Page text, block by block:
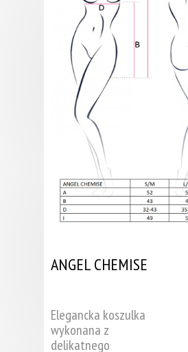
ANGEL CHEMISE
Elegancka koszulka
wykonana z
delikatnego